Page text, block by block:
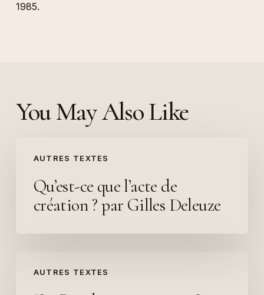
1985.
You May Also Like
AUTRES TEXTES
l’acte
Gilles
Qu’est-ce que l’acte de
création ? par Gilles Deleuze
AUTRES TEXTES
Peuple